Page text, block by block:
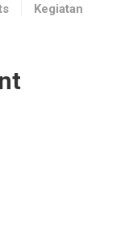
Kegiatan